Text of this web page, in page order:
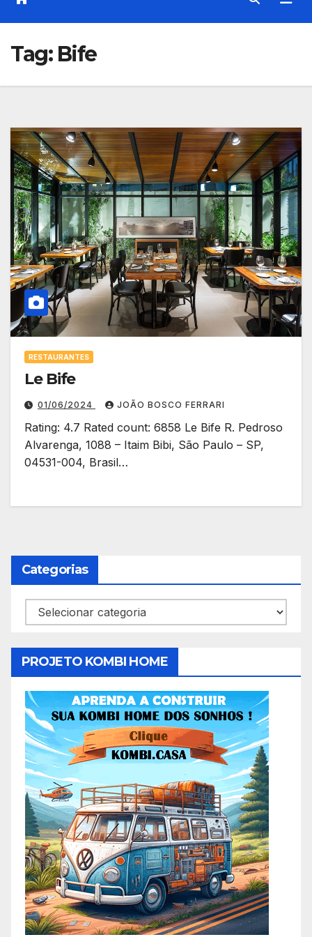
Tag: Bife
RESTAURANTES
Le Bife
01/06/2024 JOÃO BOSCO FERRARI
Rating: 4.7 Rated count: 6858 Le Bife R. Pedroso
Alvarenga, 1088 – Itaim Bibi, São Paulo – SP,
04531-004, Brasil…
Categorias
Categorias
PROJETO KOMBI HOME